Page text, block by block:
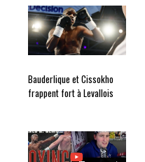
Bauderlique et Cissokho
frappent fort à Levallois